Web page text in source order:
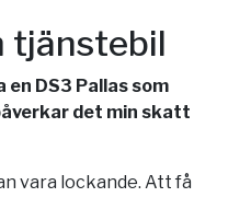
tjänstebil
DS3 Pallas som
det min skatt
vara lockande. Att få